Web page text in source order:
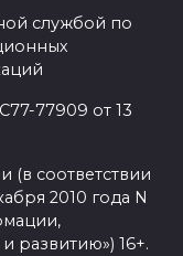
и
службой по
77909 от 13
соответствии
2010 года N
развитию») 16+.